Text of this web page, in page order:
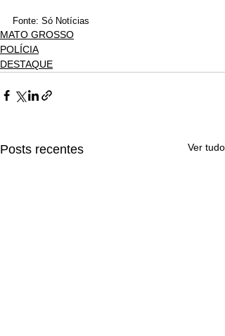
Fonte: Só Notícias
MATO GROSSO
POLÍCIA
DESTAQUE
Posts recentes Ver tudo